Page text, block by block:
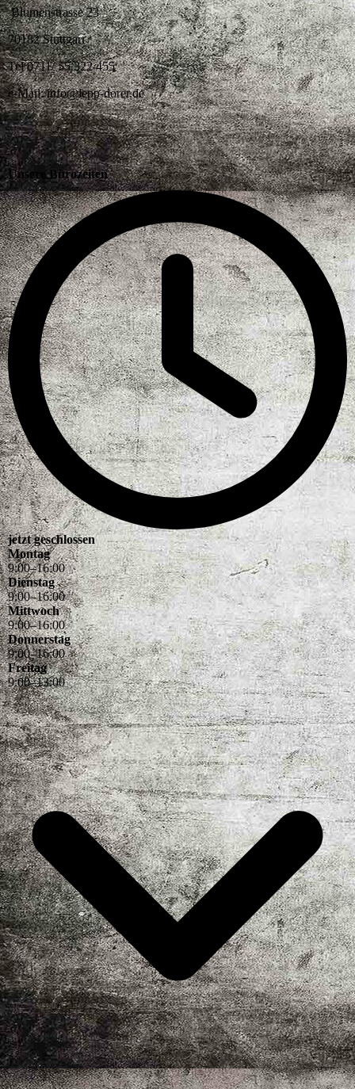
Blumenstrasse 23
70182 Stuttgart
Tel 0711/ 55 322 455
e-Mail: info@lepp-dorer.de
Unsere Bürozeiten
jetzt geschlossen
Montag
9:00–16:00
Dienstag
9:00–16:00
Mittwoch
9:00–16:00
Donnerstag
9:00–16:00
Freitag
9:00–13:00